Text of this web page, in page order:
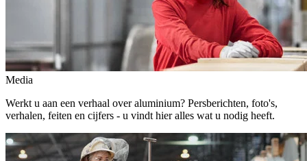
Media
Werkt u aan een verhaal over aluminium? Persberichten, foto's,
verhalen, feiten en cijfers - u vindt hier alles wat u nodig heeft.